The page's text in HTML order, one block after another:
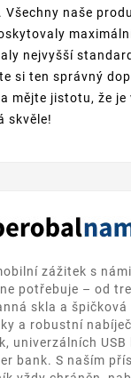
Všechny naše
nejvyšší
si ten správný
a mějte jistotu, že je
skvěle!
zážitek s
potřebuje – od
skla a
a robustní
univerzálních
bank. S naším